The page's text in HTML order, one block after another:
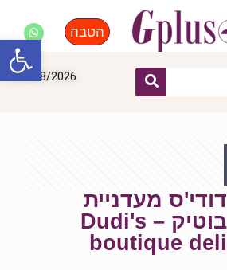
הטבה
07/08/2026
דודי'ס מעדניית
בוטיק Dudi's –
boutique deli
פתח